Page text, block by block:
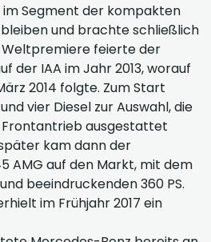
Segment der kompakten
und brachte schließlich
Weltpremiere feierte der
der IAA im Jahr 2013, worauf
2014 folgte. Zum Start
vier Diesel zur Auswahl, die
ausgestattet
kam dann der
AMG auf den Markt, mit dem
beeindruckenden 360 PS.
im Frühjahr 2017 ein